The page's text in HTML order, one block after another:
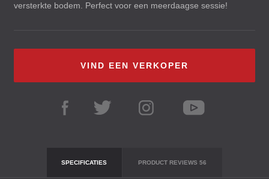
versterkte bodem. Perfect voor een meerdaagse sessie!
VIND EEN VERKOPER
SPECIFICATIES PRODUCT REVIEWS 56